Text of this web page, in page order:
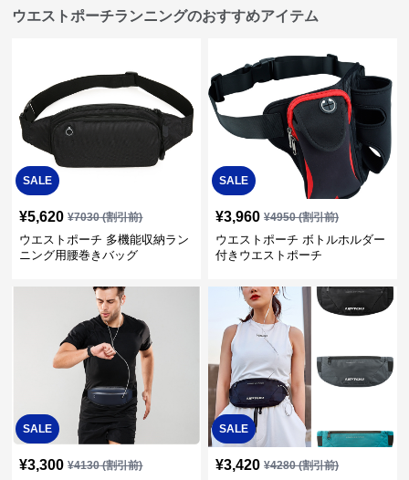
ウエストポーチランニングのおすすめアイテム
SALE
¥5,620 ¥7030(割引前)
ウエストポーチ 多機能収納ラン
ニング用腰巻きバッグ
SALE
¥3,960 ¥4950(割引前)
ウエストポーチ ボトルホルダー
付きウエストポーチ
SALE
¥3,300 ¥4130(割引前)
SALE
¥3,420 ¥4280(割引前)